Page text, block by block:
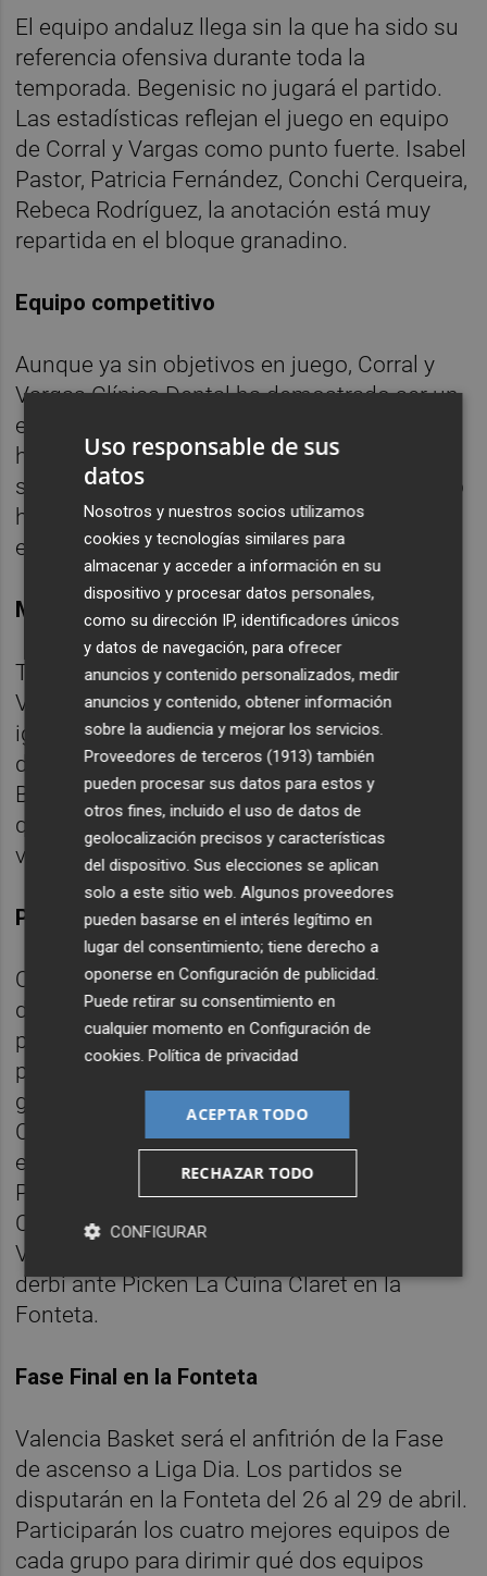
El equipo andaluz llega sin la que ha sido su
referencia ofensiva durante toda la
temporada. Begenisic no jugará el partido.
Las estadísticas reflejan el juego en equipo
de Corral y Vargas como punto fuerte. Isabel
Pastor, Patricia Fernández, Conchi Cerqueira,
Rebeca Rodríguez, la anotación está muy
repartida en el bloque granadino.
Equipo competitivo
Aunque ya sin objetivos en juego, Corral y
Vargas Clínica Dental ha demostrado ser un
equipo muy competitivo. El equipo andaluz
ha sido el único junto a Valencia Basket, en
ser capaz de vencer a SPAR Gran Canaria. Lo
hicieron además a domicilio, en un ajustado
encuentro (60-62).
Mejor racha de la temporada
Tras acumular 17 triunfos consecutivos,
Valencia Basket tiene la posibilidad de
igualar la racha inicial de SPAR Gran Canaria
de 18 victorias seguidas. Las de Rubén
Burgos están en su mejor momento y
quieren seguir contando sus partidos por
victorias.
Primera posición en juego
Queda mucho por decidir aún en el grupo B
de la competición. No solo las últimas
plazas para la Fase Final, sino también la
primera posición. Valencia Basket tiene
ganado el basket average a SPAR Gran
Canaria, que solo está un triunfo por delante
en la clasificación. Las canarias se miden a
Picken La Cuina Claret esta jornada y a
Ciudad de los Adelantados en la última,
Valencia Basket cerrará la fase regular con
derbi ante Picken La Cuina Claret en la
Fonteta.
Fase Final en la Fonteta
Valencia Basket será el anfitrión de la Fase
de ascenso a Liga Dia. Los partidos se
disputarán en la Fonteta del 26 al 29 de abril.
Participarán los cuatro mejores equipos de
cada grupo para dirimir qué dos equipos
Uso responsable de sus
datos
Nosotros y nuestros socios utilizamos
cookies y tecnologías similares para
almacenar y acceder a información en su
dispositivo y procesar datos personales,
como su dirección IP, identificadores únicos
y datos de navegación, para ofrecer
anuncios y contenido personalizados, medir
anuncios y contenido, obtener información
sobre la audiencia y mejorar los servicios.
Proveedores de terceros (1913) también
pueden procesar sus datos para estos y
otros fines, incluido el uso de datos de
geolocalización precisos y características
del dispositivo. Sus elecciones se aplican
solo a este sitio web. Algunos proveedores
pueden basarse en el interés legítimo en
lugar del consentimiento; tiene derecho a
oponerse enConfiguración de publicidad.
Puede retirar su consentimiento en
cualquier momento enConfiguración de
cookies.Política de privacidad
ACEPTAR TODO
RECHAZAR TODO
CONFIGURAR